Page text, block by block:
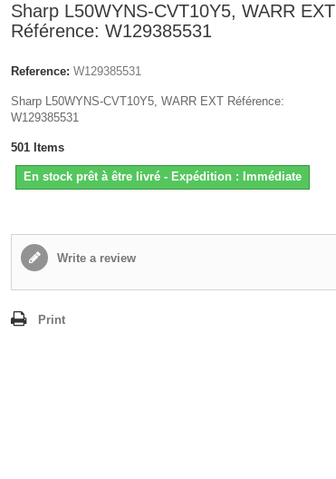
Sharp L50WYNS-CVT10Y5, WARR EXT
Référence: W129385531
Reference: W129385531
Sharp L50WYNS-CVT10Y5, WARR EXT Référence:
W129385531
501 Items
En stock prêt à être livré - Expédition : Immédiate
Write a review
Print